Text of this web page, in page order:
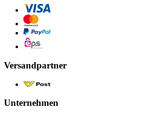
Versandpartner
Unternehmen